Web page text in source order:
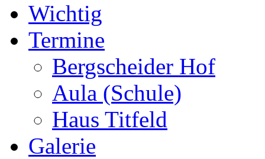
Wichtig
Termine
Bergscheider Hof
Aula (Schule)
Haus Titfeld
Galerie